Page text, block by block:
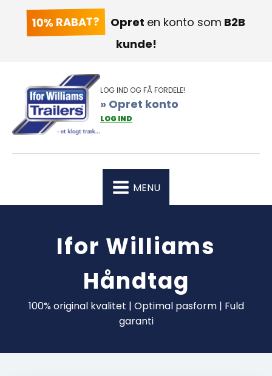
10% RABAT? Opret en konto som B2B
kunde!
LOG IND OG FÅ FORDELE!
» Opret konto
LOG IND
MENU
Ifor Williams
Håndtag
100% original kvalitet | Optimal pasform | Fuld
garanti